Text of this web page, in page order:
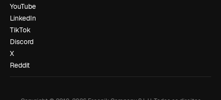
YouTube
LinkedIn
TikTok
Discord
X
Reddit